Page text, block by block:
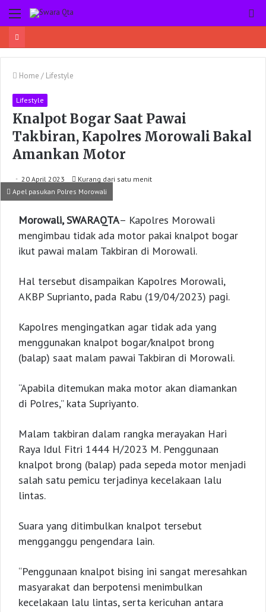
Menu
Home / Lifestyle
Lifestyle
Knalpot Bogar Saat Pawai
Takbiran, Kapolres Morowali Bakal
Amankan Motor
20 April 2023
Kurang dari satu menit
Apel pasukan Polres Morowali
Morowali, SWARAQTA– Kapolres Morowali
mengimbau tidak ada motor pakai knalpot bogar
ikut pawai malam Takbiran di Morowali.
Hal tersebut disampaikan Kapolres Morowali,
AKBP Suprianto, pada Rabu (19/04/2023) pagi.
Kapolres mengingatkan agar tidak ada yang
menggunakan knalpot bogar/knalpot brong
(balap) saat malam pawai Takbiran di Morowali.
“Apabila ditemukan maka motor akan diamankan
di Polres,” kata Supriyanto.
Malam takbiran dalam rangka merayakan Hari
Raya Idul Fitri 1444 H/2023 M. Penggunaan
knalpot brong (balap) pada sepeda motor menjadi
salah satu pemicu terjadinya kecelakaan lalu
lintas.
Suara yang ditimbulkan knalpot tersebut
mengganggu pengendara lain.
“Penggunaan knalpot bising ini sangat meresahkan
masyarakat dan berpotensi menimbulkan
kecelakaan lalu lintas, serta kericuhan antara